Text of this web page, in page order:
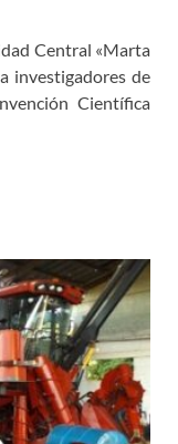
Central «Marta
investigadores de
Científica